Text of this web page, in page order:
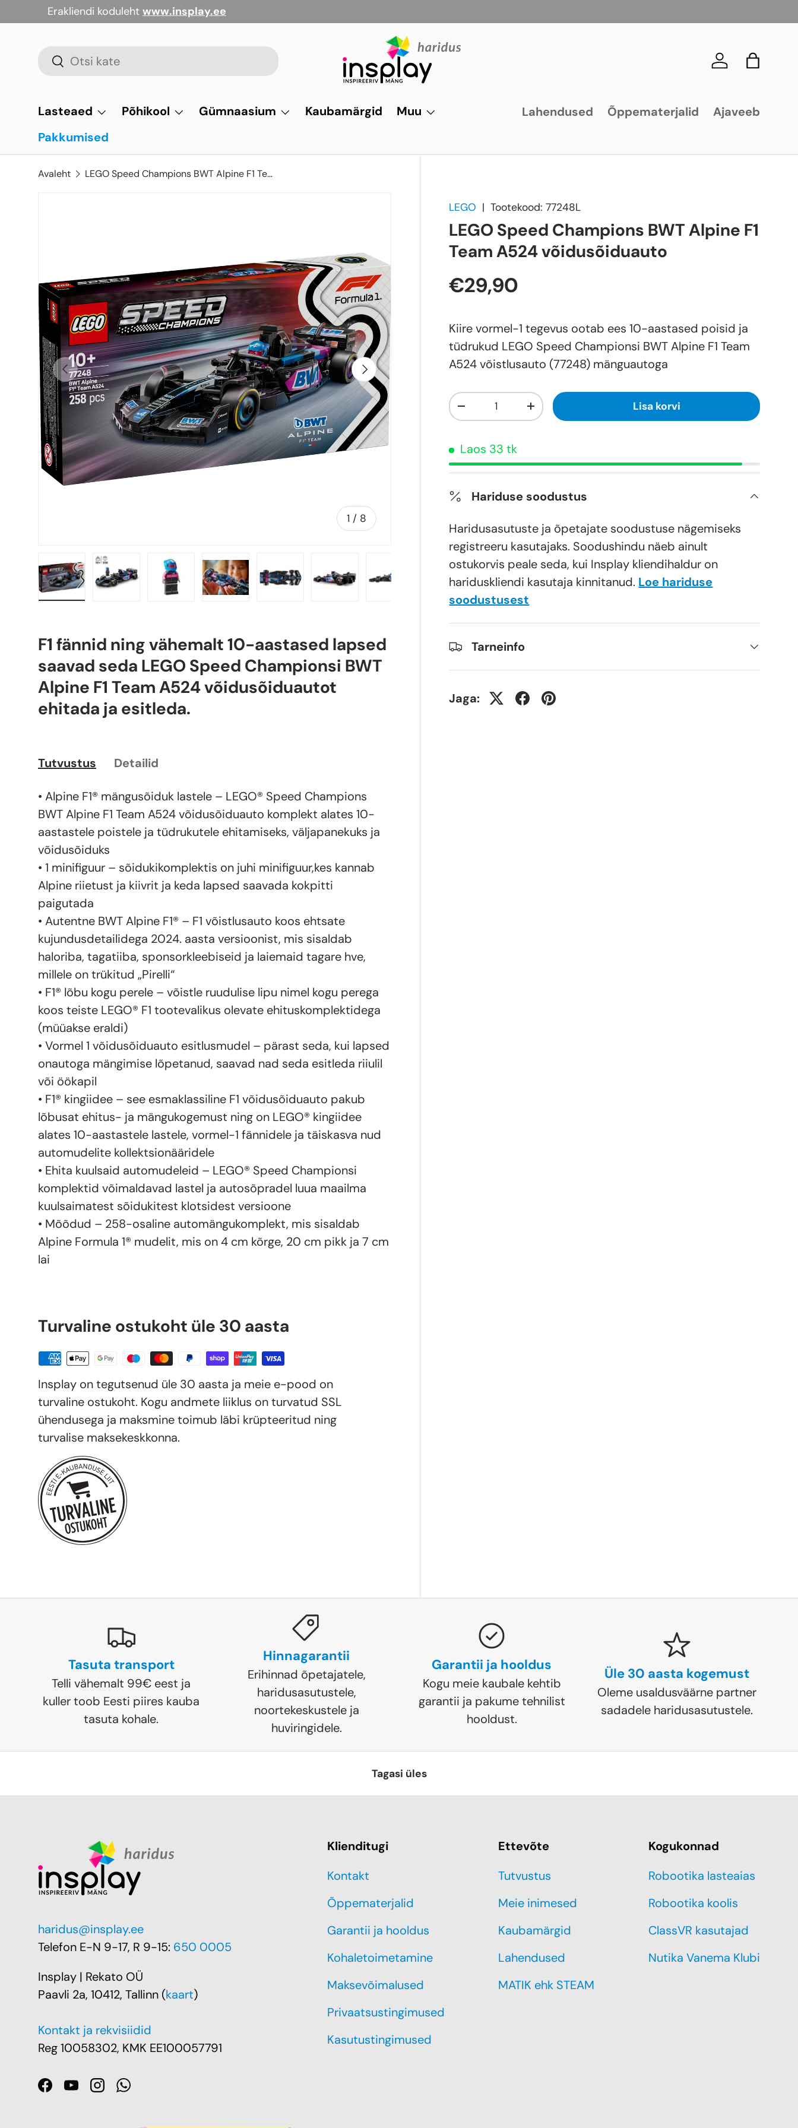
Jäta vahele
Erakliendi koduleht www.insplay.ee
Otsi
Otsi Logi sisse
Kott
Lasteaed Põhikool Gümnaasium Kaubamärgid
Muu
Pakkumised
Lahendused Õppematerjalid Ajaveeb
Avaleht LEGO Speed Champions BWT Alpine F1 Team A524 võidusõiduauto
Eelmine
1 / of
8
Järgmine
Laadi pilt 6 galerii vaatesse
Laadi pilt 7 galerii vaatesse
Laadi pilt 8 galerii vaatesse
LEGO |Tootekood: 77248L
LEGO Speed Champions BWT Alpine F1
Team A524 võidusõiduauto
€29,90
Kiire vormel-1 tegevus ootab ees 10-aastased poisid ja
tüdrukud LEGO Speed Championsi BWT Alpine F1 Team
A524 võistlusauto (77248) mänguautoga
Kogus
+ Lisa korvi
Laos 33 tk
Hariduse soodustus
Haridusasutuste ja õpetajate soodustuse nägemiseks
registreeru kasutajaks. Soodushindu näeb ainult
ostukorvis peale seda, kui Insplay kliendihaldur on
hariduskliendi kasutaja kinnitanud. Loe hariduse
soodustusest
Tarneinfo
Jaga:
F1 fännid ning vähemalt 10-aastased lapsed
saavad seda LEGO Speed Championsi BWT
Alpine F1 Team A524 võidusõiduautot
ehitada ja esitleda.
Tutvustus Detailid
• Alpine F1® mängusõiduk lastele – LEGO® Speed Champions
BWT Alpine F1 Team A524 võidusõiduauto komplekt alates 10-
aastastele poistele ja tüdrukutele ehitamiseks, väljapanekuks ja
võidusõiduks
• 1 minifiguur – sõidukikomplektis on juhi minifiguur,kes kannab
Alpine riietust ja kiivrit ja keda lapsed saavada kokpitti
paigutada
• Autentne BWT Alpine F1® – F1 võistlusauto koos ehtsate
kujundusdetailidega 2024. aasta versioonist, mis sisaldab
haloriba, tagatiiba, sponsorkleebiseid ja laiemaid tagare hve,
millele on trükitud „Pirelli“
• F1® lõbu kogu perele – võistle ruudulise lipu nimel kogu perega
koos teiste LEGO® F1 tootevalikus olevate ehituskomplektidega
(müüakse eraldi)
• Vormel 1 võidusõiduauto esitlusmudel – pärast seda, kui lapsed
onautoga mängimise lõpetanud, saavad nad seda esitleda riiulil
või öökapil
• F1® kingiidee – see esmaklassiline F1 võidusõiduauto pakub
lõbusat ehitus- ja mängukogemust ning on LEGO® kingiidee
alates 10-aastastele lastele, vormel-1 fännidele ja täiskasva nud
automudelite kollektsionääridele
• Ehita kuulsaid automudeleid – LEGO® Speed Championsi
komplektid võimaldavad lastel ja autosõpradel luua maailma
kuulsaimatest sõidukitest klotsidest versioone
• Mõõdud – 258-osaline automängukomplekt, mis sisaldab
Alpine Formula 1® mudelit, mis on 4 cm kõrge, 20 cm pikk ja 7 cm
lai
Turvaline ostukoht üle 30 aasta
Insplay on tegutsenud üle 30 aasta ja meie e-pood on
turvaline ostukoht. Kogu andmete liiklus on turvatud SSL
ühendusega ja maksmine toimub läbi krüpteeritud ning
turvalise maksekeskkonna.
Tasuta transport
Telli vähemalt 99€ eest ja
kuller toob Eesti piires kauba
tasuta kohale.
Hinnagarantii
Erihinnad õpetajatele,
haridusasutustele,
noortekeskustele ja
huviringidele.
Garantii ja hooldus
Kogu meie kaubale kehtib
garantii ja pakume tehnilist
hooldust.
Üle 30 aasta kogemust
Oleme usaldusväärne partner
sadadele haridusasutustele.
Tagasi üles
haridus@insplay.ee
Telefon E-N 9-17, R 9-15: 650 0005
Insplay | Rekato OÜ
Paavli 2a, 10412, Tallinn (kaart)
Kontakt ja rekvisiidid
Reg 10058302, KMK EE100057791
Facebook
YouTubeInstagramWhatsApp
Klienditugi
Kontakt
Õppematerjalid
Garantii ja hooldus
Kohaletoimetamine
Maksevõimalused
Privaatsustingimused
Kasutustingimused
Ettevõte
Tutvustus
Meie inimesed
Kaubamärgid
Lahendused
MATIK ehk STEAM
Kogukonnad
Robootika lasteaias
Robootika koolis
ClassVR kasutajad
Nutika Vanema Klubi